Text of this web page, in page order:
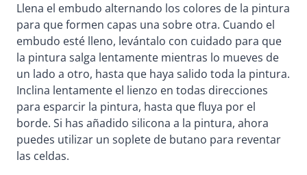
Llena el embudo alternando los colores de la pintura
para que formen capas una sobre otra. Cuando el
embudo esté lleno, levántalo con cuidado para que
la pintura salga lentamente mientras lo mueves de
un lado a otro, hasta que haya salido toda la pintura.
Inclina lentamente el lienzo en todas direcciones
para esparcir la pintura, hasta que fluya por el
borde. Si has añadido silicona a la pintura, ahora
puedes utilizar un soplete de butano para reventar
las celdas.